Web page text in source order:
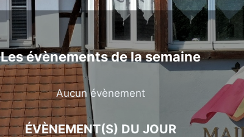
Les évènements de la semaine
Aucun évènement
ÉVÈNEMENT(S) DU JOUR